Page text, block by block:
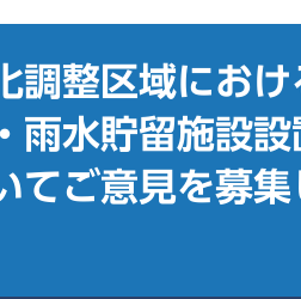
調整区域にお
雨水貯留施設設
てご意見を募